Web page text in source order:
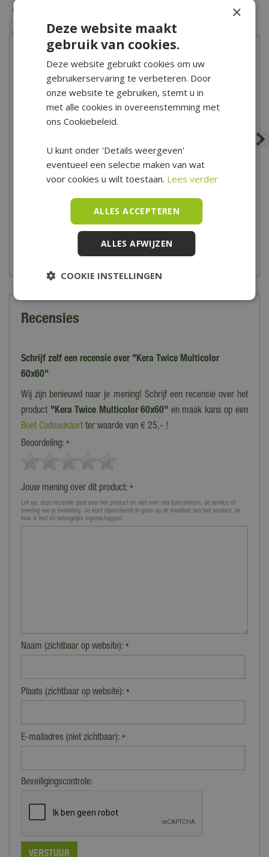
Cera3line Lux & Dutch
60x60x3cm Select Decor
,
Cera4line Mento
60x60x4cm Imola antraciet
50
Recensies
Schrijf zelf een recensie over "Kera Twice Multicolor
60x60"
Wij zijn benieuwd naar je mening! Schrijf een recensie over het
product "Kera Twice Multicolor 60x60" en maak kans op een
Boet Cadeaukaart ter waarde van € 25,- !
Beoordeling: *
Jouw mening over dit product: *
Let op: deze recensie gaat over het product en niet over ons tuincentrum, de service of
levering van je bestelling. Je kunt bijvoorbeeld in gaan op de kwaliteit van het product, de
look & feel en belangrijke eigenschappen.
Naam (zichtbaar op website): *
Plaats (zichtbaar op website): *
E-mailadres (niet zichtbaar): *
Beveiligingscontrole:
×
Deze website maakt
gebruik van cookies.
Deze website gebruikt cookies om uw
gebruikerservaring te verbeteren. Door
onze website te gebruiken, stemt u in
met alle cookies in overeenstemming met
ons Cookiebeleid.
U kunt onder 'Details weergeven'
eventueel een selectie maken van wat
voor cookies u wilt toestaan. Lees verder
ALLES ACCEPTEREN
ALLES AFWIJZEN
COOKIE INSTELLINGEN